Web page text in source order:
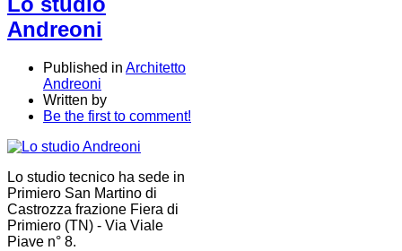
Andreoni
Published in Architetto
Andreoni
Written by
Be the first to comment!
Lo studio tecnico ha sede in
Primiero San Martino di
Castrozza frazione Fiera di
Primiero (TN) - Via Viale
Piave n° 8.